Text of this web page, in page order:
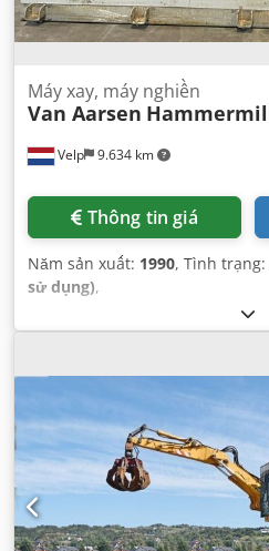
Velp 9.634 km
Máy xay, máy nghiền
Van Aarsen
Thông tin giá
Năm sản xuất: 1990, Tình trạng:
sử dụng),